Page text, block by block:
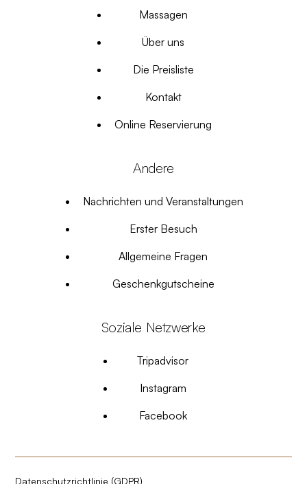
Massagen
Über uns
Die Preisliste
Kontakt
Online Reservierung
Andere
Nachrichten und Veranstaltungen
Erster Besuch
Allgemeine Fragen
Geschenkgutscheine
Soziale Netzwerke
Tripadvisor
Instagram
Facebook
Datenschutzrichtlinie (GDPR)